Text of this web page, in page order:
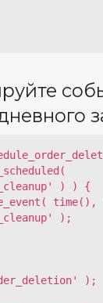
) ) {
);
);